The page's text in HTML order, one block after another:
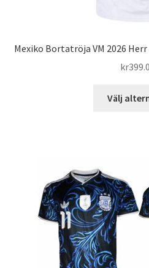
Mexiko Bortatröja VM 2026
kr
Välj